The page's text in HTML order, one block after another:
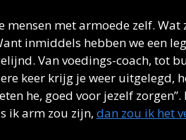
mensen met armoede zelf. Wat
inmiddels hebben we een
Van voedings-coach, tot
keer krijg je weer uitgelegd,
he, goed voor jezelf zorgen”.
ik arm zou zijn, dan zou ik het